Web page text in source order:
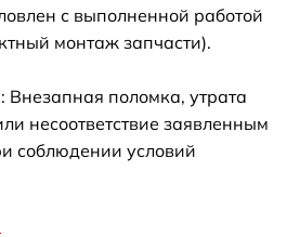
с выполненной работой
монтаж запчасти).
поломка, утрата
несоответствие заявленным
соблюдении условий